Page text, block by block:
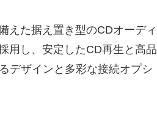
えた据え置き型のCDオーディ
用し、安定したCD再生と高品
デザインと多彩な接続オプシ